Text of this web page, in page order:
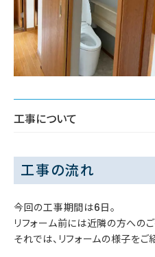
工事について
工事の流れ
今回の工事期間は6日。
リフォーム前には近隣の方への
それでは、リフォームの様子をご